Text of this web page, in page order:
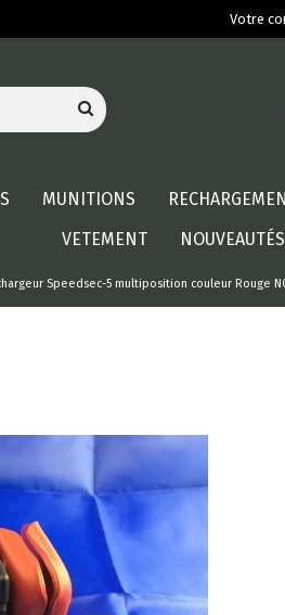
Votre
MUNITIONS
VETEMENT
NOUVEAUTÉS
Speedsec-5 multiposition couleur Rouge